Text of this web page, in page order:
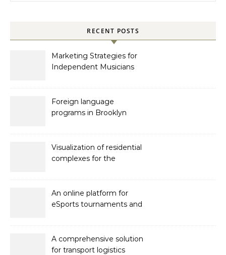
RECENT POSTS
Marketing Strategies for
Independent Musicians
Foreign language
programs in Brooklyn
Visualization of residential
complexes for the
An online platform for
eSports tournaments and
A comprehensive solution
for transport logistics